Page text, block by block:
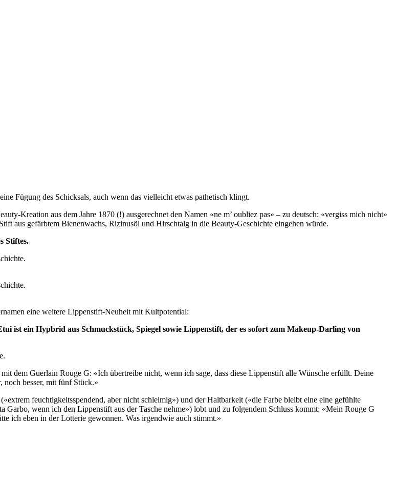
Fügung des Schicksals, auch wenn das vielleicht etwas pathetisch klingt.
Kreation aus dem Jahre 1870 (!) ausgerechnet den Namen «ne m’ oubliez pas» – zu deutsch: «vergiss mich nicht»
aus gefärbtem Bienenwachs, Rizinusöl und Hirschtalg in die Beauty-Geschichte eingehen würde.
Stiftes.
eine weitere Lippenstift-Neuheit mit Kultpotential:
ist ein Hypbrid aus Schmuckstück, Spiegel sowie Lippenstift, der es sofort zum Makeup-Darling von
dem Guerlain Rouge G: «Ich übertreibe nicht, wenn ich sage, dass diese Lippenstift alle Wünsche erfüllt. Deine
noch besser, mit fünf Stück.»
feuchtigkeitsspendend, aber nicht schleimig») und der Haltbarkeit («die Farbe bleibt eine eine gefühlte
wenn ich den Lippenstift aus der Tasche nehme») lobt und zu folgendem Schluss kommt: «Mein Rouge G
ich eben in der Lotterie gewonnen. Was irgendwie auch stimmt.»